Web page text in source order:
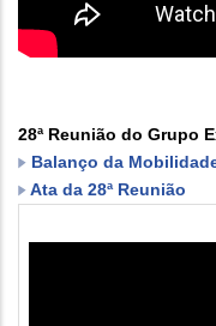
28ª Reunião do Grupo
Balanço da
Ata da 28ª Reunião